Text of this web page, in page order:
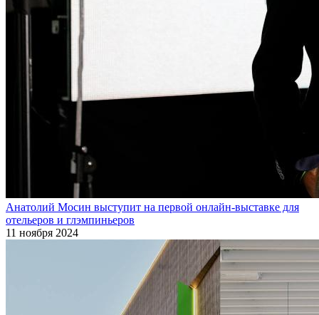
Анатолий Мосин выступит на первой онлайн-выставке для
отельеров и глэмпиньеров
11 ноября 2024